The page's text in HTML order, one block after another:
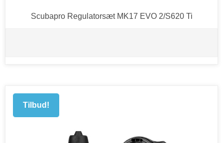
Scubapro Regulatorsæt MK17 EVO 2/S620 Ti
Tilbud!